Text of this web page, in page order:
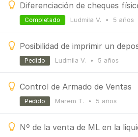
Diferenciación de cheques
Ludmila V. • 5 años
Completado
Ludmila V. • 5 años
Pedido
Control de Armado de Ventas
Marem T. • 5 años
Pedido
Nº de la venta de ML en la